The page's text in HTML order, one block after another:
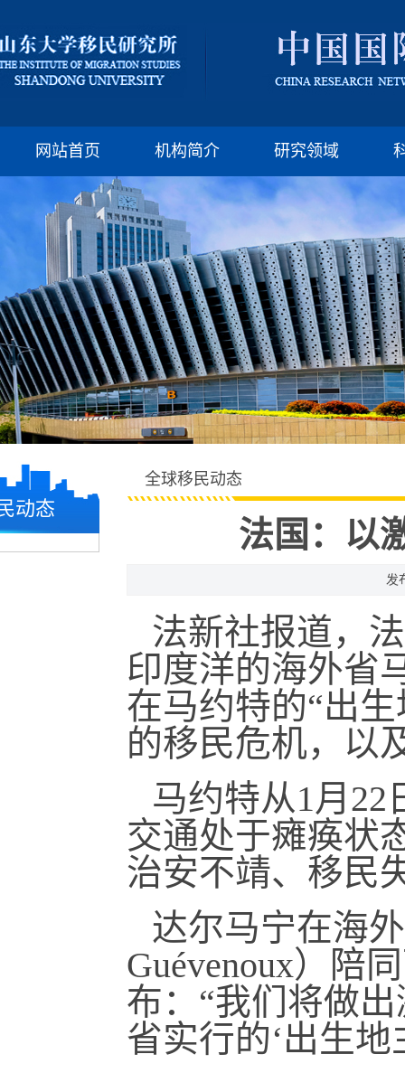
网站首页 机构简介 研究领域
动态
全球移民动态
法国：以
发
法新社报道，
印度洋的海外省
在马约特的“出
的移民危机，以
马约特从1月
交通处于瘫痪状
治安不靖、移民
达尔马宁在海
Guévenoux）陪
布：“我们将做
省实行的‘出生地
版权所有：山东
邮编:250100 电话